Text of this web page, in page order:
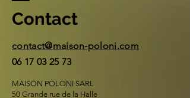
Contact
contact@maison-poloni.com
06 17 03 25 73
MAISON POLONI SARL
50 Grande rue de la Halle